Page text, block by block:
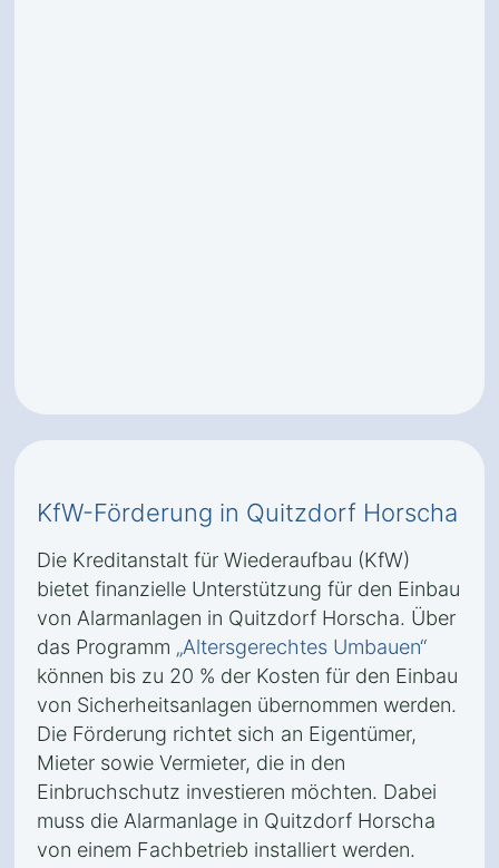
KfW-Förderung in Quitzdorf Horscha
Die Kreditanstalt für Wiederaufbau (KfW)
bietet finanzielle Unterstützung für den Einbau
von Alarmanlagen in Quitzdorf Horscha. Über
das Programm „Altersgerechtes Umbauen“
können bis zu 20 % der Kosten für den Einbau
von Sicherheitsanlagen übernommen werden.
Die Förderung richtet sich an Eigentümer,
Mieter sowie Vermieter, die in den
Einbruchschutz investieren möchten. Dabei
muss die Alarmanlage in Quitzdorf Horscha
von einem Fachbetrieb installiert werden.